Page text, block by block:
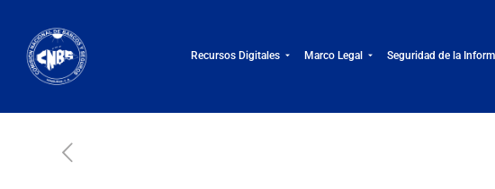
Recursos Digitales Marco Legal Seguridad de la